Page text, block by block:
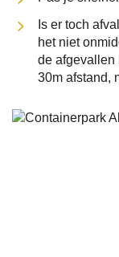
Is er toch
het niet
de afgevallen
30m afstand,